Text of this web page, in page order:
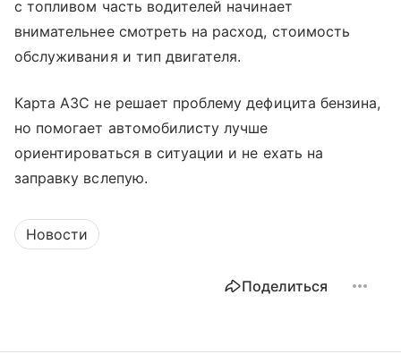
с топливом часть водителей начинает
внимательнее смотреть на расход, стоимость
обслуживания и тип двигателя.
Карта АЗС не решает проблему дефицита бензина,
но помогает автомобилисту лучше
ориентироваться в ситуации и не ехать на
заправку вслепую.
Новости
Поделиться